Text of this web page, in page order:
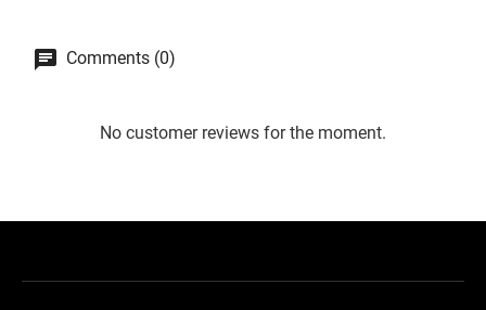
Comments (0)
No customer reviews for the moment.